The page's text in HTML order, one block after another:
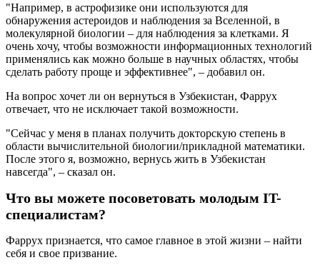
"Например, в астрофизике они используются для
обнаружения астероидов и наблюдения за Вселенной, в
молекулярной биологии – для наблюдения за клетками. Я
очень хочу, чтобы возможности информационных технологий
применялись как можно больше в научных областях, чтобы
сделать работу проще и эффективнее", – добавил он.
На вопрос хочет ли он вернуться в Узбекистан, Фаррух
отвечает, что не исключает такой возможности.
"Сейчас у меня в планах получить докторскую степень в
области вычислительной биологии/прикладной математики.
После этого я, возможно, вернусь жить в Узбекистан
навсегда", – сказал он.
Что вы можете посоветовать молодым IT-
специалистам?
Фаррух признается, что самое главное в этой жизни – найти
себя и свое призвание.